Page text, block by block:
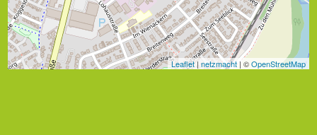
Leaflet| netzmacht| ©OpenStreetMap